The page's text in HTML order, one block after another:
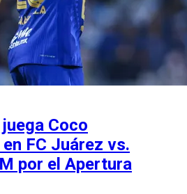
Coco
FC Juárez vs.
por el Apertura